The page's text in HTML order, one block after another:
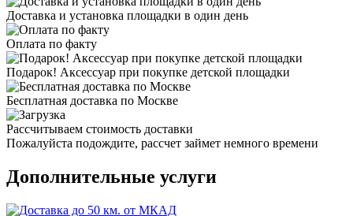
Доставка и установка площадки в один день
Оплата по факту
Подарок! Аксессуар при покупке детской площадки
Бесплатная доставка по Москве
Рассчитываем стоимость доставки
Пожалуйста подождите, рассчет займет немного времени
Дополнительные услуги